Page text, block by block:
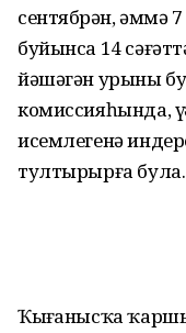
сентябрҙән, әммә
буйынса 14
йәшәгән урыны
комиссияһында,
исемлегенә
тултырырға була.
Ҡыҙғанысҡа